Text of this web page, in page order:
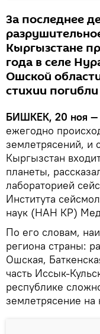
За последнее
Кыргызстане
года в селе
Ошской
стихии
БИШКЕК, 20 ноя —
ежегодно
землетрясений, и
Кыргызстан
планеты,
лабораторией
Института
наук (НАН КР)
По его словам,
региона страны:
Ошская,
часть Иссык-
республике
землетрясение на